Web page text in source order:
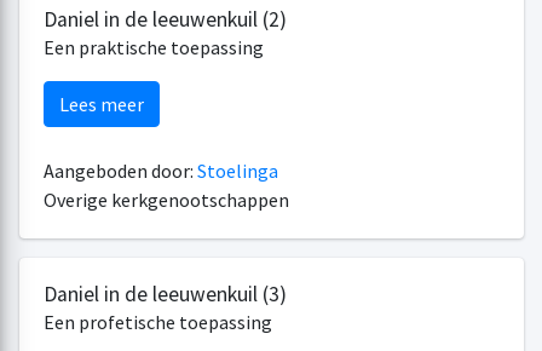
Daniel in de leeuwenkuil (2)
Een praktische toepassing
Lees meer
Aangeboden door: Stoelinga
Overige kerkgenootschappen
Daniel in de leeuwenkuil (3)
Een profetische toepassing